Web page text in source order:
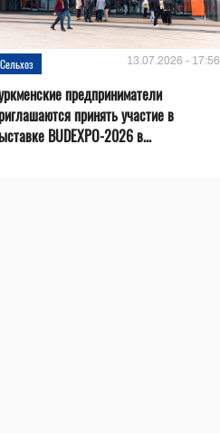
Сельхоз 13.07.2026 - 17:56
предприниматели
принять участие в
BUDEXPO-2026 в...